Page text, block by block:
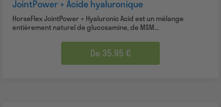
JointPower + Acide hyaluronique
HorseFlex JointPower + Hyaluronic Acid est un mélange
entièrement naturel de glucosamine, de MSM...
De 35.95 €